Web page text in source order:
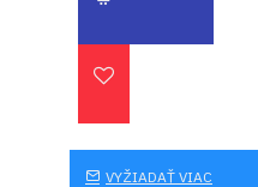
VYŽIADAŤ VIAC